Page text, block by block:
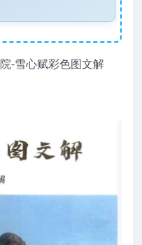
-雪心赋彩色图文解